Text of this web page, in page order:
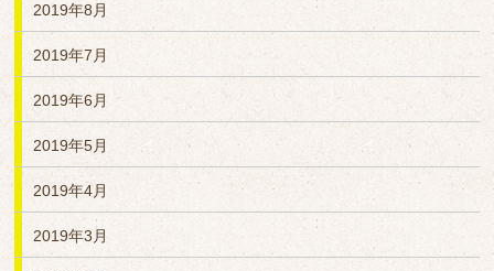
2019年8月
2019年7月
2019年6月
2019年5月
2019年4月
2019年3月